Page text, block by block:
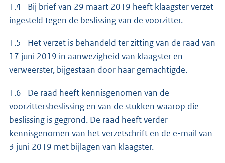
1.4 Bij brief van 29 maart 2019 heeft klaagster verzet
ingesteld tegen de beslissing van de voorzitter.
1.5 Het verzet is behandeld ter zitting van de raad van
17 juni 2019 in aanwezigheid van klaagster en
verweerster, bijgestaan door haar gemachtigde.
1.6 De raad heeft kennisgenomen van de
voorzittersbeslissing en van de stukken waarop die
beslissing is gegrond. De raad heeft verder
kennisgenomen van het verzetschrift en de e-mail van
3 juni 2019 met bijlagen van klaagster.